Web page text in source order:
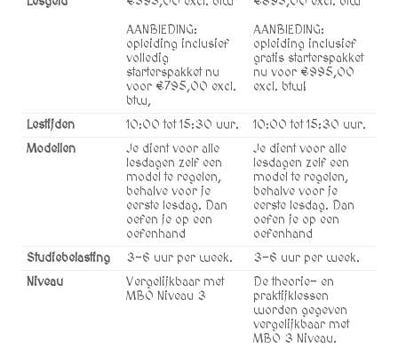
AANBIEDING:
opleiding inclusief
volledig
starterspakket nu
voor €795,00 excl.
btw,
AANBIEDING:
opleiding inclusief
gratis starterspakket
nu voor €995,00
excl. btw!
Lestijden 10:00 tot 15:30 uur.
10:00 tot 15:30 uur.
Modellen
Je dient voor alle
lesdagen zelf een
model te regelen,
behalve voor je
eerste lesdag. Dan
oefen je op een
oefenhand
Je dient voor alle
lesdagen zelf een
model te regelen,
behalve voor je
eerste lesdag. Dan
oefen je op een
oefenhand
Studiebelasting
3-6 uur per week.
3-6 uur per week.
Niveau
Vergelijkbaar met
MBO Niveau 3
De theorie- en
praktijklessen
worden gegeven
vergelijkbaar met
MBO 3 Niveau.